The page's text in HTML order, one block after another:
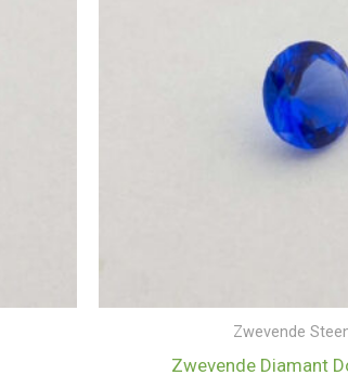
Zwevende
Zwevende Diamant